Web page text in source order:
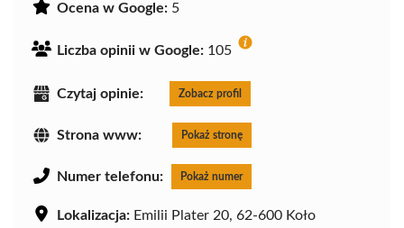
Ocena w Google: 5
Liczba opinii w Google: 105
Czytaj opinie: Zobacz profil
Strona www: Pokaż stronę
Numer telefonu: Pokaż numer
Lokalizacja: Emilii Plater 20, 62-600 Koło